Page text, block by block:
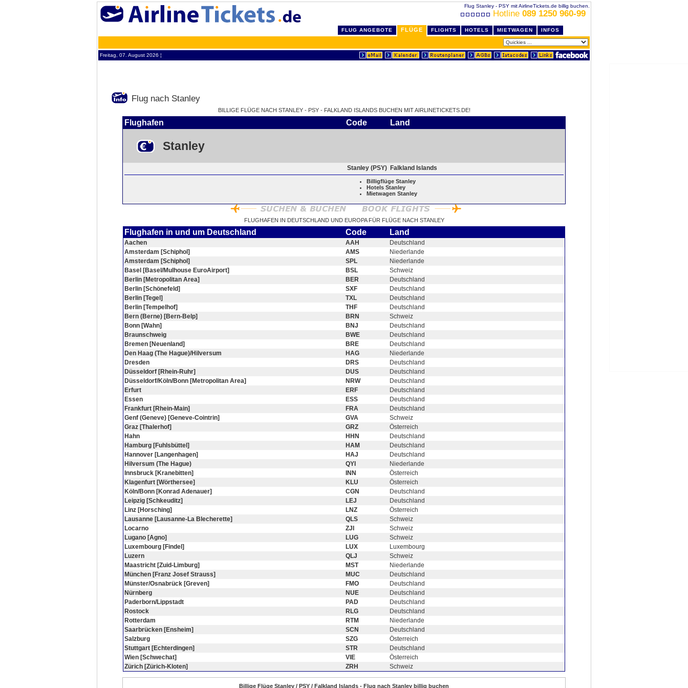
Flug Stanley - PSY mit AirlineTickets.de billig buchen.
Hotline 089 1250 960-99
FLUG ANGEBOTE FLÜGE FLIGHTS HOTELS MIETWAGEN INFOS
Freitag, 07. August 2026 ¦
Flug nach Stanley
BILLIGE FLÜGE NACH STANLEY - PSY - FALKLAND ISLANDS BUCHEN MIT AIRLINETICKETS.DE!
Flughafen Code Land
Stanley
Stanley (PSY) Falkland Islands
Billigflüge Stanley
Hotels Stanley
Mietwagen Stanley
FLUGHAFEN IN DEUTSCHLAND UND EUROPA FÜR FLÜGE NACH STANLEY
Flughafen in und um Deutschland Code Land
Aachen AAH
Deutschland
Amsterdam [Schiphol]
AMS
Niederlande
Amsterdam [Schiphol]
SPL
Niederlande
Basel [Basel/Mulhouse EuroAirport]
BSL
Schweiz
Berlin [Metropolitan Area]
BER
Deutschland
Berlin [Schönefeld]
SXF
Deutschland
Berlin [Tegel]
TXL
Deutschland
Berlin [Tempelhof]
THF
Deutschland
Bern (Berne) [Bern-Belp]
BRN
Schweiz
Bonn [Wahn]
BNJ
Deutschland
Braunschweig
BWE
Deutschland
Bremen [Neuenland]
BRE
Deutschland
Den Haag (The Hague)/Hilversum
HAG
Niederlande
Dresden
DRS
Deutschland
Düsseldorf [Rhein-Ruhr]
DUS
Deutschland
Düsseldorf/Köln/Bonn [Metropolitan Area]
NRW
Deutschland
Erfurt
ERF
Deutschland
Essen
ESS
Deutschland
Frankfurt [Rhein-Main]
FRA
Deutschland
Genf (Geneve) [Geneve-Cointrin]
GVA
Schweiz
Graz [Thalerhof]
GRZ
Österreich
Hahn
HHN
Deutschland
Hamburg [Fuhlsbüttel]
HAM
Deutschland
Hannover [Langenhagen]
HAJ
Deutschland
Hilversum (The Hague)
QYI
Niederlande
Innsbruck [Kranebitten]
INN
Österreich
Klagenfurt [Wörthersee]
KLU
Österreich
Köln/Bonn [Konrad Adenauer]
CGN
Deutschland
Leipzig [Schkeuditz]
LEJ
Deutschland
Linz [Horsching]
LNZ
Österreich
Lausanne [Lausanne-La Blecherette]
QLS
Schweiz
Locarno
ZJI
Schweiz
Lugano [Agno]
LUG
Schweiz
Luxembourg [Findel]
LUX
Luxembourg
Luzern
QLJ
Schweiz
Maastricht [Zuid-Limburg]
MST
Niederlande
München [Franz Josef Strauss]
MUC
Deutschland
Münster/Osnabrück [Greven]
FMO
Deutschland
Nürnberg
NUE
Deutschland
Paderborn/Lippstadt
PAD
Deutschland
Rostock
RLG
Deutschland
Rotterdam
RTM
Niederlande
Saarbrücken [Ensheim]
SCN
Deutschland
Salzburg
SZG
Österreich
Stuttgart [Echterdingen]
STR
Deutschland
Wien [Schwechat]
VIE
Österreich
Zürich [Zürich-Kloten]
ZRH Schweiz
Billige Flüge Stanley / PSY / Falkland Islands - Flug nach Stanley billig buchen